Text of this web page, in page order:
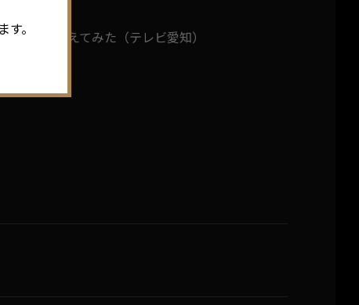
り色々考えてみた（テレビ愛知）
。